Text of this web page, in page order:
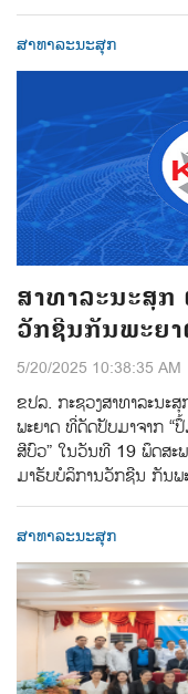
ສາທາລະນະສຸກ
ສາທາລະນະສຸ
ວັກຊີນກັນພະຍາ
5/20/2025 10:38:35 AM
ຂປລ. ກະຊວງສາທາລະນ
ພະຍາດ ທີ່ດັດປັບມາຈາກ “
ສີບົວ” ໃນວັນທີ 19 ພຶດສະ
ມາຮັບບໍລິການວັກຊີນ ກັນພ
ສາທາລະນະສຸກ